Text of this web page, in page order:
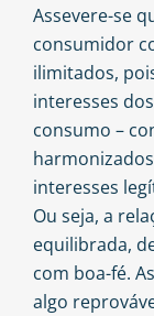
Assevere-se
consumidor
ilimitados,
interesses
consumo –
interesses
Ou seja, a
equilibrada,
com boa-fé.
algo